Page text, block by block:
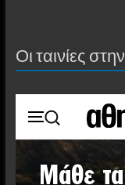
Οι ταινίες